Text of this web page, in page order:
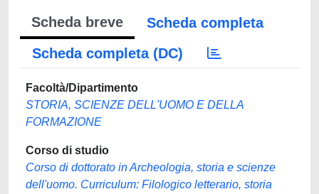
Scheda breve
Scheda completa
Scheda completa (DC)
Facoltà/Dipartimento
STORIA, SCIENZE DELL'UOMO E DELLA
FORMAZIONE
Corso di studio
Corso di dottorato in Archeologia, storia e scienze
dell'uomo. Curriculum: Filologico letterario, storia